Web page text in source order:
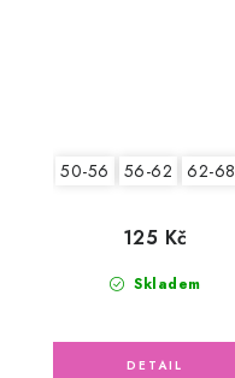
50-56 56-62 62-68
Skladem
125 Kč